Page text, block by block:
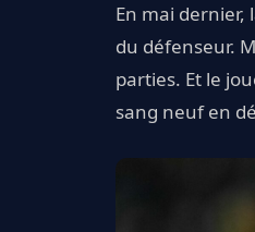
En mai dernier,
du défenseur.
parties. Et le
sang neuf en